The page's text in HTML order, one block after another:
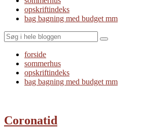
menufield
opskriftindeks
bag bagning med budget mm
Search
forside
sommerhus
opskriftindeks
bag bagning med budget mm
Coronatid